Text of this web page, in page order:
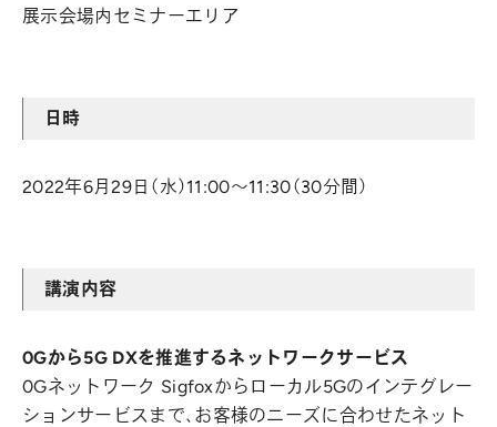
展示会場内セミナーエリア
日時
2022年6月29日（水）11:00～11:30（30分間）
講演内容
0Gから5G DXを推進するネットワークサービス
0Gネットワーク Sigfoxからローカル5Gのインテグレー
ションサービスまで、お客様のニーズに合わせたネット